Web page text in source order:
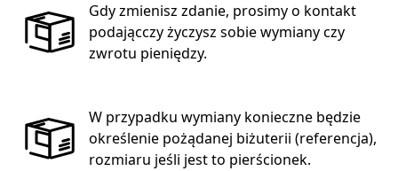
Gdy zmienisz zdanie, prosimy o kontakt
podającczy życzysz sobie wymiany czy
zwrotu pieniędzy.
W przypadku wymiany konieczne będzie
określenie pożądanej biżuterii (referencja),
rozmiaru jeśli jest to pierścionek.